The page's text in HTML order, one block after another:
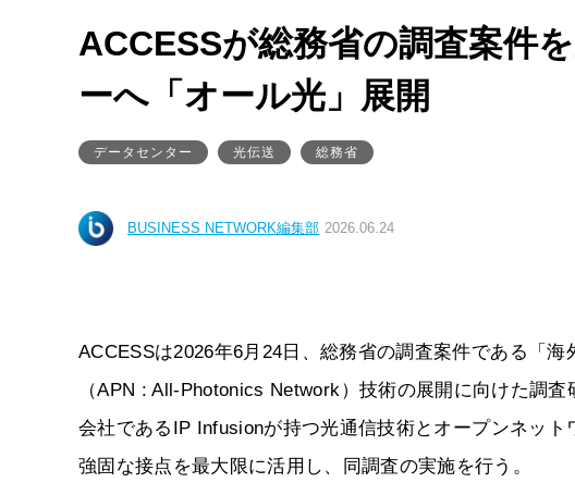
ACCESSが総務省の調査案件
ーへ「オール光」展開
データセンター 光伝送 総務省
BUSINESS NETWORK編集部 2026.06.24
ACCESSは2026年6月24日、総務省の調査案件である「
（APN : All-Photonics Network）技術の展開に向けた調
会社であるIP Infusionが持つ光通信技術とオープンネッ
強固な接点を最大限に活用し、同調査の実施を行う。